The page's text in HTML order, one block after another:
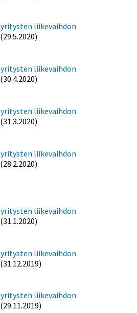
liikevaihdon
(29.5.2020)
liikevaihdon
(30.4.2020)
liikevaihdon
(31.3.2020)
liikevaihdon
(28.2.2020)
liikevaihdon
(31.1.2020)
liikevaihdon
(31.12.2019)
liikevaihdon
(29.11.2019)